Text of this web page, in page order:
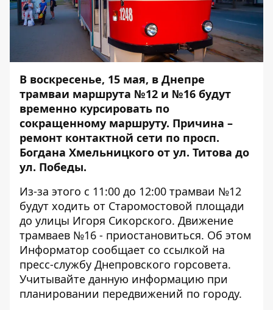
В воскресенье, 15 мая, в Днепре
трамваи маршрута №12 и №16 будут
временно курсировать по
сокращенному маршруту. Причина –
ремонт контактной сети по просп.
Богдана Хмельницкого от ул. Титова до
ул. Победы.
Из-за этого с 11:00 до 12:00 трамваи №12
будут ходить от Старомостовой площади
до улицы Игоря Сикорского. Движение
трамваев №16 - приостановиться. Об этом
Информатор сообщает со ссылкой на
пресс-службу Днепровского горсовета.
Учитывайте данную информацию при
планировании передвижений по городу.